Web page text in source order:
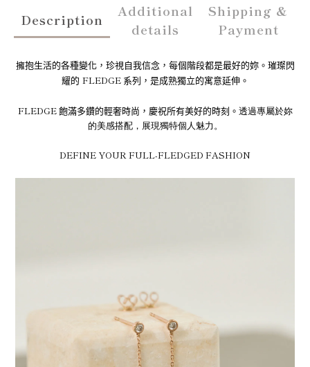
Description
Additional
details
Shipping &
Payment
擁抱生活的各種變化，珍視自我信念，每個階段都是最好的妳。 璀璨閃
耀的 FLEDGE 系列，是成熟獨立的寓意延伸。
FLEDGE 飽滿多鑽的輕奢時尚，慶祝所有美好的時刻。 透過專屬於妳
的美感搭配，展現獨特個人魅力。
DEFINE YOUR FULL-FLEDGED FASHION